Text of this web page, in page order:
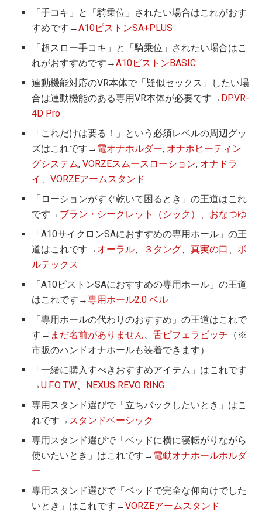
「手コキ」と「騎乗位」されたい場合はこれがおす
すめです→A10ピストンSA+PLUS
「超スロー手コキ」と「騎乗位」されたい場合はこ
れがおすすめです→A10ピストンBASIC
連動機能対応のVR本体で「疑似セックス」したい場
合は連動機能のある専用VR本体が必要です→ DPVR-
4D Pro
「これだけは要る！」という必須レベルの周辺グッ
ズはこれです→ 電オナホルダー, オナホヒーティン
グシステム,VORZEスムースローション, オナドラ
イ 、VORZEアームスタンド
「ローションがすぐ乾いて困るとき」の王道はこれ
です→ ブラン・シークレット（シック） 、 おなつゆ
「A10サイクロンSAにおすすめの専用ホール」の王
道はこれです→ オーラル、 ３タング、真実の口 、ボ
ルテックス
「A10ピストンSAにおすすめの専用ホール」の王道
はこれです→専用ホール2.0 ベル
「専用ホールの代わりのおすすめ」の王道はこれで
す→ まだ名前がありません、舌ピフェラビッチ （※
市販のハンドオナホールも装着できます）
「一緒に購入すべきおすすめアイテム」はこれです
→U.F.O TW、 NEXUS REVO RING
専用スタンド選びで「立ちバックしたいとき」はこ
れです→ スタンドベーシック
専用スタンド選びで「ベッドに横に寝転がりながら
使いたいとき」はこれです→ 電動オナホールホルダ
ー
専用スタンド選びで「ベッドで完全な仰向けでした
いとき」はこれです→VORZEアームスタンド